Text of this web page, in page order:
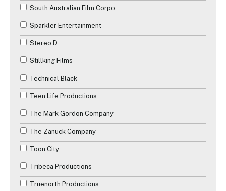
South Australian Film Corporation
Sparkler Entertainment
Stereo D
Stillking Films
Technical Black
Teen Life Productions
The Mark Gordon Company
The Zanuck Company
Toon City
Tribeca Productions
Truenorth Productions